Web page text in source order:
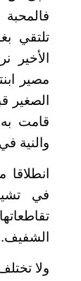
تلتقي
الأخير
مصير
الصغير
قامت
والنية
في
الشفيف.
ولا